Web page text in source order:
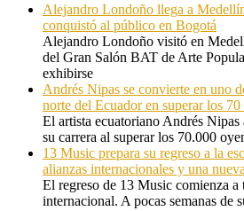
Alejandro Londoño llega a
conquistó al público en Bogotá
Alejandro Londoño visitó en
del Gran Salón BAT de Arte
exhibirse
Andrés Nipas se convierte en uno
norte del Ecuador en superar los
El artista ecuatoriano Andrés
su carrera al superar los 70.000
13 Music prepara su regreso a la
alianzas internacionales y una
El regreso de 13 Music comienza a
internacional. A pocas semanas de